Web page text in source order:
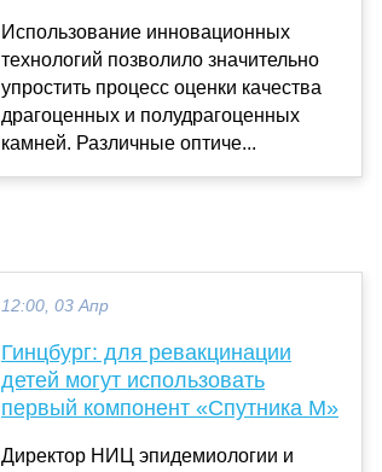
Использование инновационных
технологий позволило значительно
упростить процесс оценки качества
драгоценных и полудрагоценных
камней. Различные оптиче...
12:00, 03 Апр
Гинцбург: для ревакцинации
детей могут использовать
первый компонент «Спутника М»
Директор НИЦ эпидемиологии и